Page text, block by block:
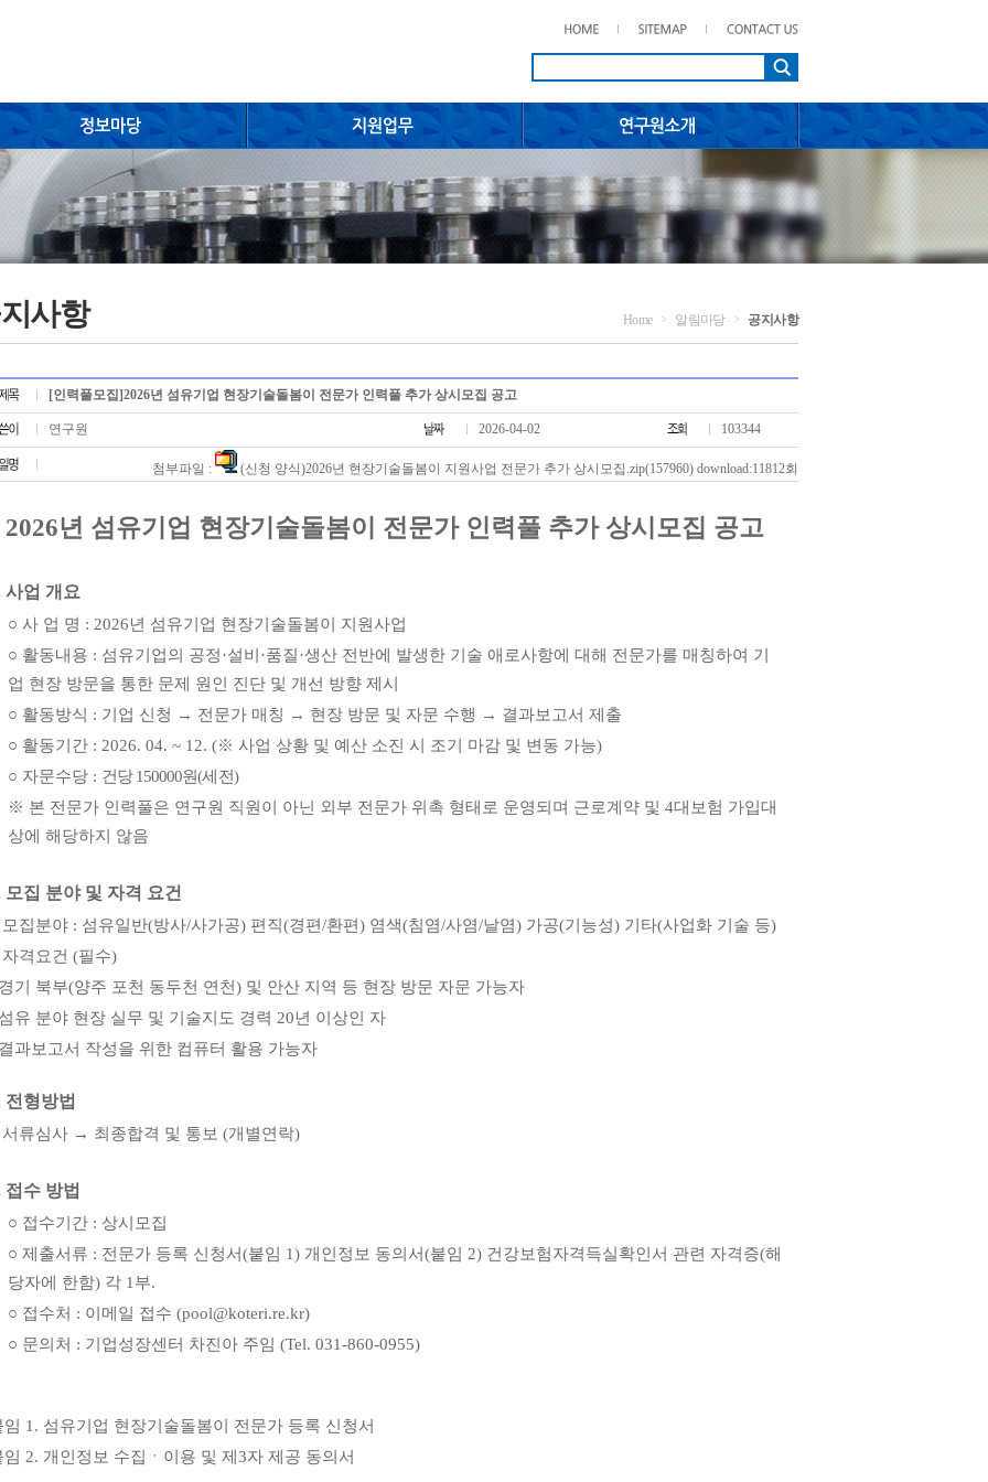
사항 Home > 알림마당 > 공지사항
[인력풀모집]2026년 섬유기업 현장기술돌봄이 전문가 인력풀 추가 상시모집 공고
연구원 2026-04-02 103344
첨부파일 : (신청 양식)2026년 현장기술돌봄이 지원사업 전문가 추가 상시모집.zip(157960) download:11812회
2026년 섬유기업 현장기술돌봄이 전문가 인력풀 추가 상시모집 공고
사업 개요
○ 사 업 명 : 2026년 섬유기업 현장기술돌봄이 지원사업
○ 활동내용 : 섬유기업의 공정·설비 ·품질·생산 전반에 발생한 기술 애로사항에 대해 전문가를 매칭하여 기
업 현장 방문을 통한 문제 원인 진단 및 개선 방향 제시
○ 활동방식 : 기업 신청 → 전문가 매칭 → 현장 방문 및 자문 수행 → 결과보고서 제출
○ 활동기간 : 2026. 04. ~ 12. (※ 사업 상황 및 예산 소진 시 조기 마감 및 변동 가능)
○ 자문수당 : 건당150000원(세전)
※ 본 전문가 인력풀은 연구원 직원이 아닌 외부 전문가 위촉 형태로 운영되며 근로계약 및 4대보험 가입대
상에 해당하지 않음
모집 분야 및 자격 요건
모집분야 : 섬유일반(방사/사가공) 편직(경편/환편) 염색(침염/사염/날염) 가공(기능성) 기타(사업화 기술 등)
자격요건 (필수)
경기 북부(양주 포천 동두천 연천) 및 안산 지역 등 현장 방문 자문 가능자
섬유 분야 현장 실무 및 기술지도 경력 20년 이상인 자
결과보고서 작성을 위한 컴퓨터 활용 가능자
전형방법
서류심사 → 최종합격 및 통보 (개별연락)
접수 방법
○ 접수기간 : 상시모집
○ 제출서류 : 전문가 등록 신청서(붙임 1) 개인정보 동의서(붙임 2) 건강보험자격득실확인서 관련 자격증(해
당자에 한함) 각 1 부.
○ 접수처 : 이메일 접수 (pool@koteri.re.kr)
○ 문의처 : 기업성장센터 차진아 주임 (Tel. 031-860-0955)
임 1. 섬유기업 현장기술돌봄이 전문가 등록 신청서
임 2. 개인정보 수집ㆍ이용 및 제 3자 제공 동의서